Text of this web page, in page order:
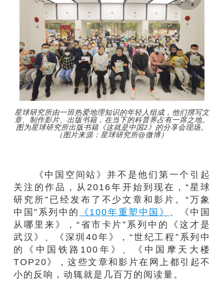
星球研究所由一班热爱地理知识的年轻人组成，他们撰写文
章、制作影片、出版书籍，在当下的科普界占有一席之地。
图为星球研究所出版书籍《这就是中国2》的分享会现场。
（图片来源：星球研究所@微博）
《中国空间站》并不是他们第一个引起
关注的作品，从2016年开始到现在，“星球
研究所”已经发布了不少文章和影片。“万象
中国”系列中的
《100年重塑中国》 、《中国
从哪里来》，“省市卡片”系列中的《这才是
武汉》、《深圳40年》，“世纪工程”系列中
的《中国铁路100年》、《中国摩天大楼
TOP20》，这些文章和影片在网上都引起不
小的反响，动辄就是几百万的阅读量。